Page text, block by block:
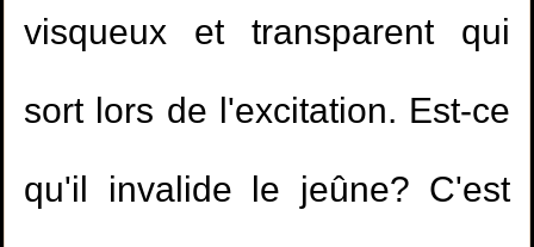
visqueux et transparent qui
sort lors de l'excitation. Est-ce
qu'il invalide le jeûne? C'est